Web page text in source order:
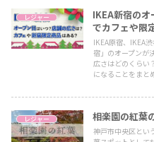
レジャー
IKEA新宿のオ
でカフェや限
IKEA原宿、IKEA
宿」のオープンが
広さはどのくらい
になることをまと
レジャー 相楽園の紅葉
神戸市中央区とい